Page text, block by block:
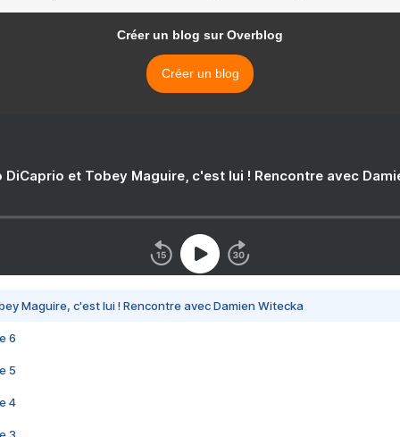
Créer un blog sur Overblog
Créer un blog
DiCaprio et Tobey Maguire, c'est lui ! Rencontre avec
Maguire, c'est lui ! Rencontre avec Damien Witecka
6
5
4